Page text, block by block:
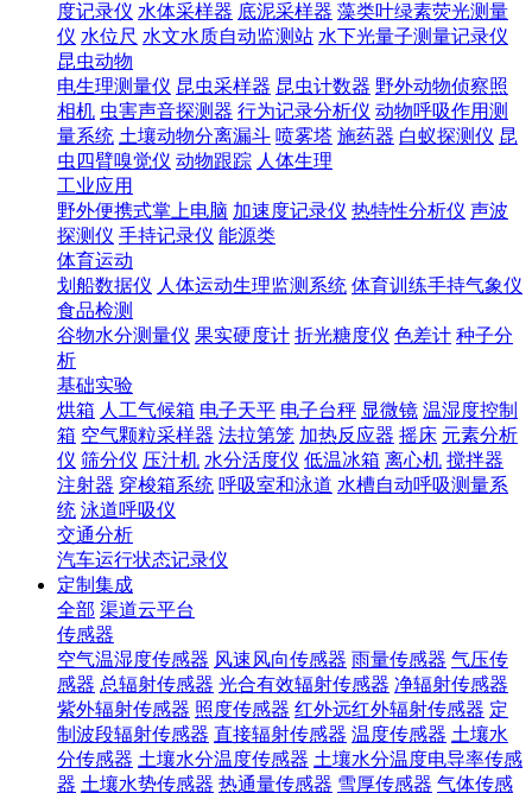
度记录仪 水体采样器 底泥采样器 藻类叶绿素荧光测量
仪 水位尺 水文水质自动监测站 水下光量子测量记录仪
昆虫动物
电生理测量仪 昆虫采样器 昆虫计数器 野外动物侦察照
相机 虫害声音探测器 行为记录分析仪 动物呼吸作用测
量系统 土壤动物分离漏斗 喷雾塔 施药器 白蚁探测仪 昆
虫四臂嗅觉仪 动物跟踪 人体生理
工业应用
野外便携式掌上电脑 加速度记录仪 热特性分析仪 声波
探测仪 手持记录仪 能源类
体育运动
划船数据仪 人体运动生理监测系统 体育训练手持气象仪
食品检测
谷物水分测量仪 果实硬度计 折光糖度仪 色差计 种子分
析
基础实验
烘箱 人工气候箱 电子天平 电子台秤 显微镜 温湿度控制
箱 空气颗粒采样器 法拉第笼 加热反应器 摇床 元素分析
仪 筛分仪 压汁机 水分活度仪 低温冰箱 离心机 搅拌器
注射器 穿梭箱系统 呼吸室和泳道 水槽自动呼吸测量系
统 泳道呼吸仪
交通分析
汽车运行状态记录仪
定制集成
全部 渠道云平台
传感器
空气温湿度传感器 风速风向传感器 雨量传感器 气压传
感器 总辐射传感器 光合有效辐射传感器 净辐射传感器
紫外辐射传感器 照度传感器 红外远红外辐射传感器 定
制波段辐射传感器 直接辐射传感器 温度传感器 土壤水
分传感器 土壤水分温度传感器 土壤水分温度电导率传感
器 土壤水势传感器 热通量传感器 雪厚传感器 气体传感